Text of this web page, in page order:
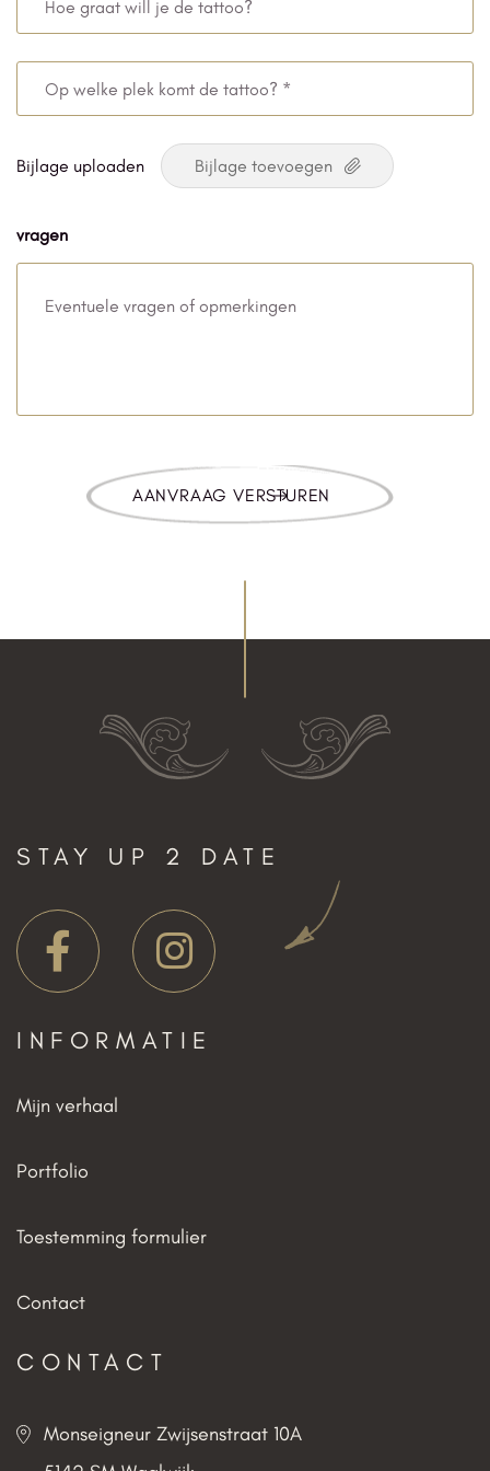
*
graat
je
welke
plek
de
tattoo?
Bijlage uploaden
vragen
STAY UP 2 DATE
INFORMATIE
Mijn verhaal
Portfolio
Toestemming formulier
Contact
CONTACT
Monseigneur Zwijsenstraat 10A